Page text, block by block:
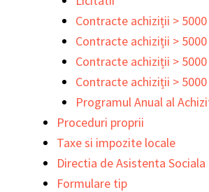
Contracte achiziții >
Contracte achiziții >
Contracte achiziții >
Contracte achiziții >
Programul Anual al
Proceduri proprii
Taxe si impozite locale
Directia de Asistenta Sociala
Formulare tip